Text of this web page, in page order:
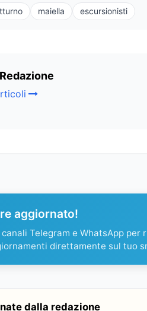
maiella escursionisti
aggiornato!
Telegram e WhatsApp per
direttamente sul tuo
dalla redazione